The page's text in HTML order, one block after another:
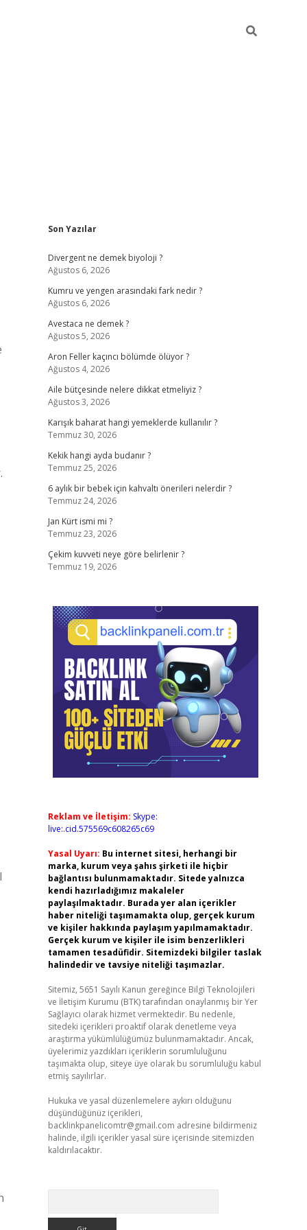
Sidebar
Son Yazılar
Divergent ne demek biyoloji ?
Ağustos 6, 2026
Kumru ve yengen arasındaki fark nedir ?
Ağustos 6, 2026
Avestaca ne demek ?
Ağustos 5, 2026
Aron Feller kaçıncı bölümde ölüyor ?
Ağustos 4, 2026
Aile bütçesinde nelere dikkat etmeliyiz ?
Ağustos 3, 2026
Karışık baharat hangi yemeklerde kullanılır ?
Temmuz 30, 2026
Kekik hangi ayda budanır ?
Temmuz 25, 2026
6 aylık bir bebek için kahvaltı önerileri nelerdir ?
Temmuz 24, 2026
Jan Kürt ismi mi ?
Temmuz 23, 2026
Çekim kuvveti neye göre belirlenir ?
Temmuz 19, 2026
Reklam ve İletişim: Skype:
live:.cid.575569c608265c69
Yasal Uyarı: Bu internet sitesi, herhangi bir
marka, kurum veya şahıs şirketi ile hiçbir
bağlantısı bulunmamaktadır. Sitede yalnızca
kendi hazırladığımız makaleler
paylaşılmaktadır. Burada yer alan içerikler
haber niteliği taşımamakta olup, gerçek kurum
ve kişiler hakkında paylaşım yapılmamaktadır.
Gerçek kurum ve kişiler ile isim benzerlikleri
tamamen tesadüfidir. Sitemizdeki bilgiler taslak
halindedir ve tavsiye niteliği taşımazlar.
Sitemiz, 5651 Sayılı Kanun gereğince Bilgi Teknolojileri
ve İletişim Kurumu (BTK) tarafından onaylanmış bir Yer
Sağlayıcı olarak hizmet vermektedir. Bu nedenle,
sitedeki içerikleri proaktif olarak denetleme veya
araştırma yükümlülüğümüz bulunmamaktadır. Ancak,
üyelerimiz yazdıkları içeriklerin sorumluluğunu
taşımakta olup, siteye üye olarak bu sorumluluğu kabul
etmiş sayılırlar.
Hukuka ve yasal düzenlemelere aykırı olduğunu
düşündüğünüz içerikleri,
backlinkpanelicomtr@gmail.com adresine bildirmeniz
halinde, ilgili içerikler yasal süre içerisinde sitemizden
kaldırılacaktır.
vdcasino güncel giriş